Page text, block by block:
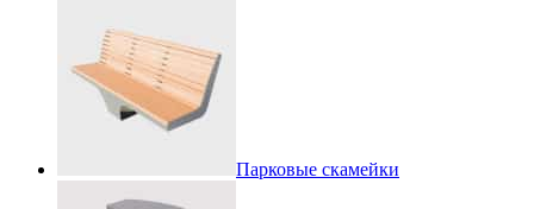
Парковые скамейки